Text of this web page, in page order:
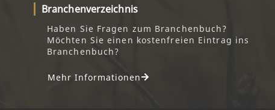
Branchenverzeichnis
Haben Sie Fragen zum Branchenbuch?
Möchten Sie einen kostenfreien Eintrag ins
Branchenbuch?
Mehr Informationen